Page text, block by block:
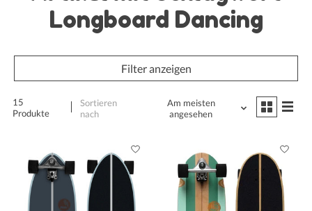
Longboard Dancing
Filter anzeigen
15
Produkte
Sortieren
nach
Am meisten
angesehen